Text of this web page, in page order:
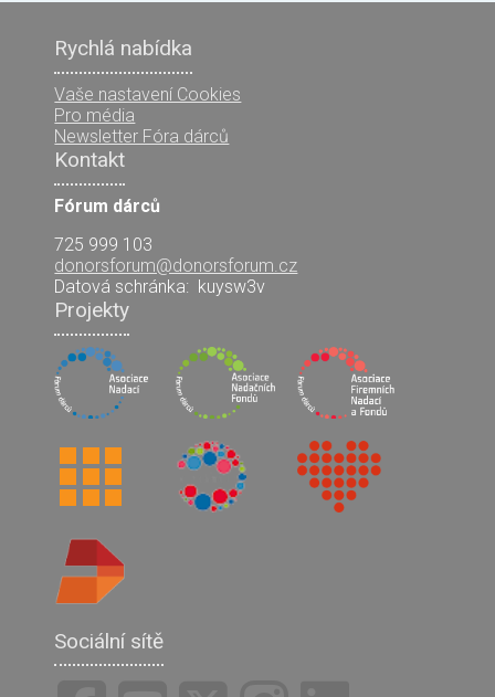
Rychlá nabídka
Vaše nastavení Cookies
Pro média
Newsletter Fóra dárců
Kontakt
Fórum dárců
725 999 103
donorsforum@donorsforum.cz
Datová schránka: kuysw3v
Projekty
Sociální sítě